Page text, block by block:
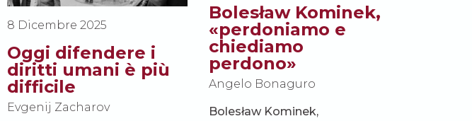
8 Dicembre 2025
Oggi difendere i
diritti umani è più
difficile
Evgenij Zacharov
Bolesław Kominek,
«perdoniamo e
chiediamo
perdono»
Angelo Bonaguro
Bolesław Kominek,